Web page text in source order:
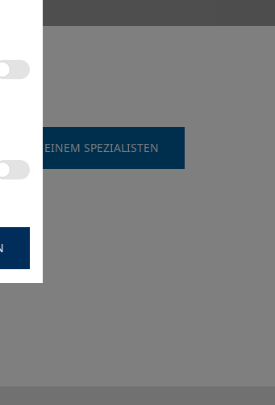
MIT EINEM SPEZIALISTEN